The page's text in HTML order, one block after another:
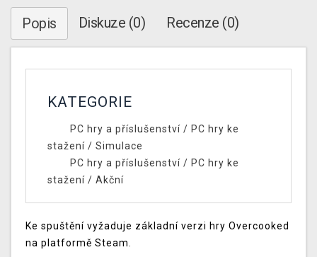
Popis Diskuze (0) Recenze (0)
KATEGORIE
PC hry a příslušenství/ PC hry ke
stažení / Simulace
PC hry a příslušenství/ PC hry ke
stažení / Akční
Ke spuštění vyžaduje základní verzi hry Overcooked
na platformě Steam.